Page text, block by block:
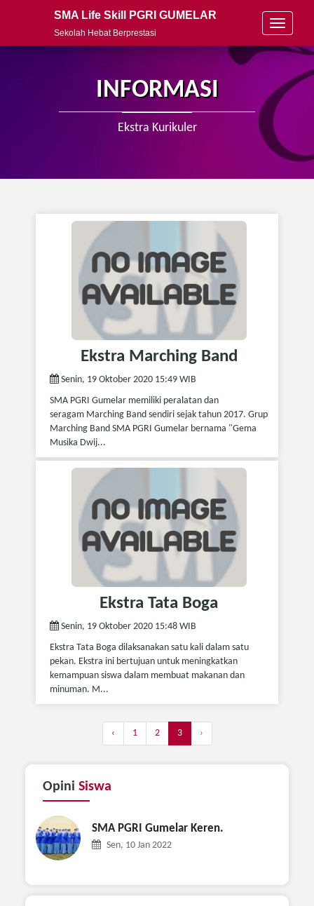
T
o
g
n
v
a
SMA Life Skill PGRI GUMELAR
Sekolah Hebat Berprestasi
INFORMASI
Ekstra Kurikuler
Ekstra Marching Band
Senin, 19 Oktober 2020 15:49 WIB
SMA PGRI Gumelar memiliki peralatan dan
seragam Marching Band sendiri sejak tahun 2017. Grup
Marching Band SMA PGRI Gumelar bernama "Gema
Musika Dwij...
Ekstra Tata Boga
Senin, 19 Oktober 2020 15:48 WIB
Ekstra Tata Boga dilaksanakan satu kali dalam satu
pekan. Ekstra ini bertujuan untuk meningkatkan
kemampuan siswa dalam membuat makanan dan
minuman. M...
‹ 1 2 3 ›
Opini Siswa
SMA PGRI Gumelar Keren.
Sen, 10 Jan 2022